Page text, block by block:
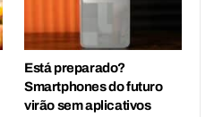
Está preparado?
Smartphones do futuro
virão sem aplicativos